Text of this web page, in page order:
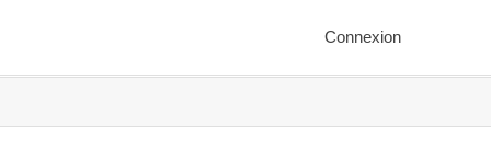
Connexion